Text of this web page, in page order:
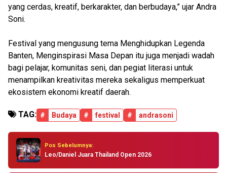
yang cerdas, kreatif, berkarakter, dan berbudaya,” ujar Andra
Soni.
Festival yang mengusung tema Menghidupkan Legenda
Banten, Menginspirasi Masa Depan itu juga menjadi wadah
bagi pelajar, komunitas seni, dan pegiat literasi untuk
menampilkan kreativitas mereka sekaligus memperkuat
ekosistem ekonomi kreatif daerah.
TAG: # Budaya # festival # andrasoni
Pos Sebelumnya:
Leo/Daniel Juara Thailand Open 2026